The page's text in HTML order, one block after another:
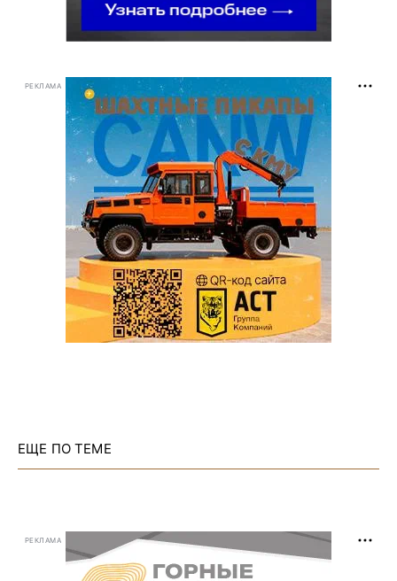
РЕКЛАМА
ЕЩЕ ПО ТЕМЕ
РЕКЛАМА